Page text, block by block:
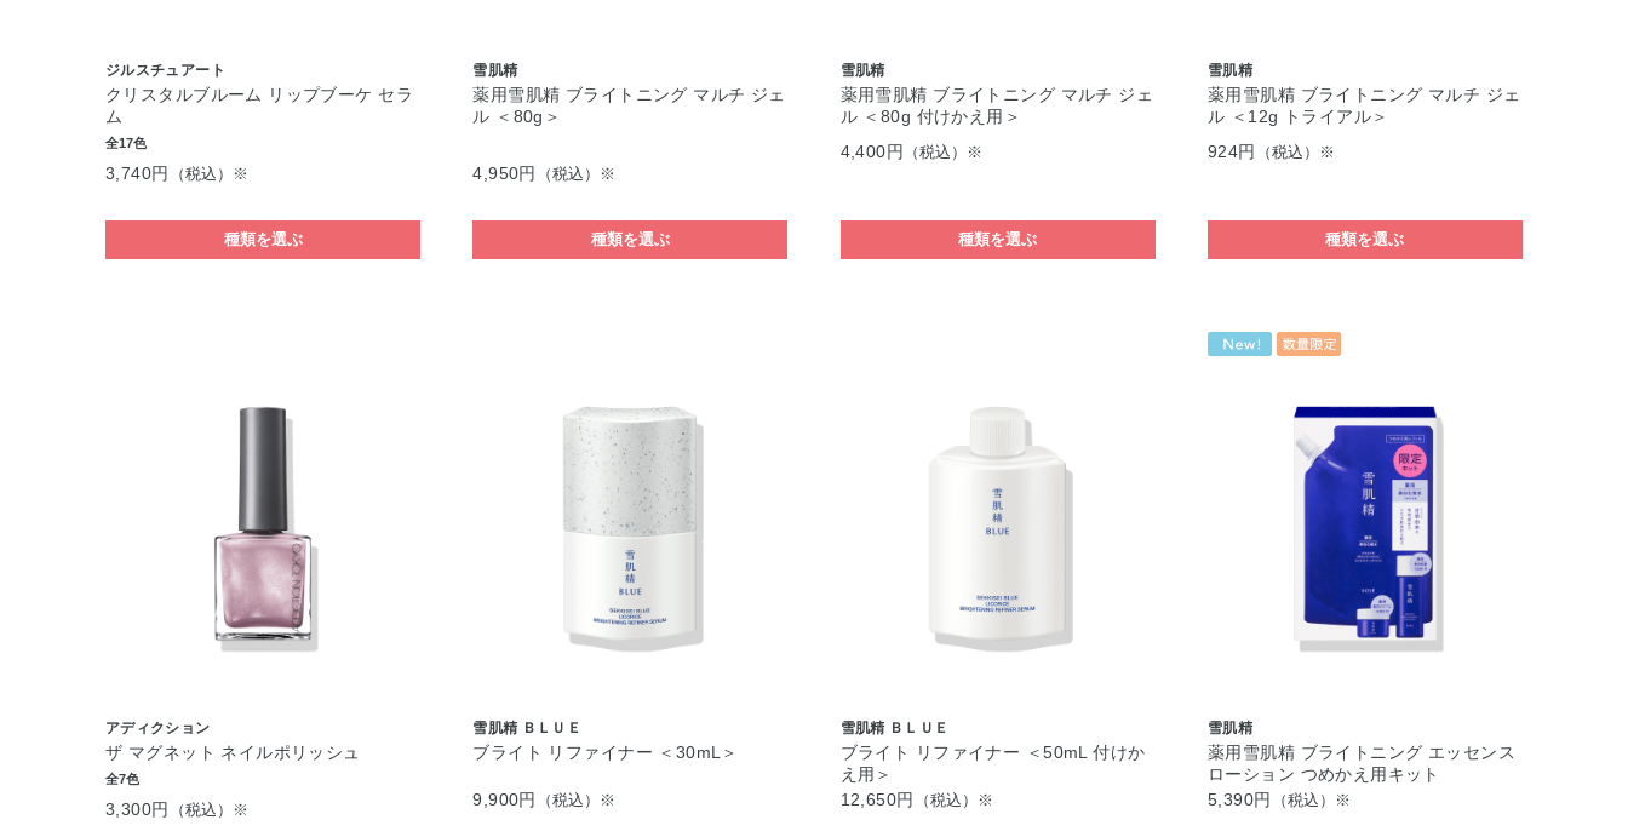
ジルスチュアート
クリスタルブルーム リップブーケ セラ
ム
全17色
3,740円 （税込）※
種類を選ぶ
雪肌精
薬用雪肌精 ブライトニング マルチ ジェ
ル ＜80g＞
4,950円 （税込）※
種類を選ぶ
雪肌精
薬用雪肌精 ブライトニング マルチ ジェ
ル ＜80g 付けかえ用＞
4,400円
（税込）※
種類を選ぶ
雪肌精
薬用雪肌精 ブライトニング マルチ ジェ
ル ＜12g トライアル＞
924円
（税込）※
種類を選ぶ
アディクション
ザ マグネット ネイルポリッシュ
全7色
3,300円 （税込）※
雪肌精 ＢＬＵＥ
ブライト リファイナー ＜30mL＞
9,900円 （税込）※
雪肌精 ＢＬＵＥ
ブライト リファイナー ＜50mL 付けか
え用＞
12,650円
（税込）※
雪肌精
薬用雪肌精 ブライトニング エッセンス
ローション つめかえ用キット
5,390円
（税込）※